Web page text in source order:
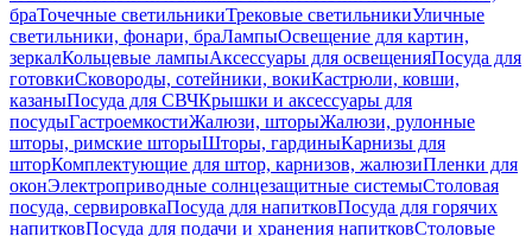
браТочечные светильникиТрековые светильникиУличные
светильники, фонари, браЛампыОсвещение для картин,
зеркалКольцевые лампыАксессуары для освещенияПосуда для
готовкиСковороды, сотейники, вокиКастрюли, ковши,
казаныПосуда для СВЧКрышки и аксессуары для
посудыГастроемкостиЖалюзи, шторыЖалюзи, рулонные
шторы, римские шторыШторы, гардиныКарнизы для
шторКомплектующие для штор, карнизов, жалюзиПленки для
оконЭлектроприводные солнцезащитные системыСтоловая
посуда, сервировкаПосуда для напитковПосуда для горячих
напитковПосуда для подачи и хранения напитковСтоловые